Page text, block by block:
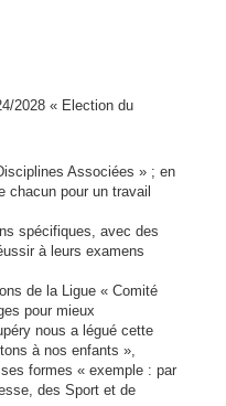
2028 « Election du
Associées » ; en
chacun pour un travail
spécifiques, avec des
à leurs examens
de la Ligue « Comité
pour mieux
nous a légué cette
à nos enfants »,
formes « exemple : par
des Sport et de